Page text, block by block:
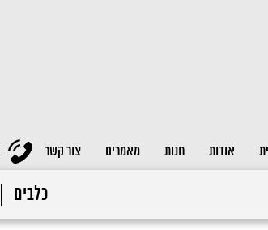
אודות חנות מאמרים צור קשר
כלבים